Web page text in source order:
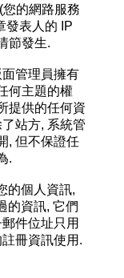
的網路服務
發表人的 IP
節發生.
管理員擁有
何主題的權
提供的任何資
站方, 系統管
, 但不保證任
.
的個人資訊,
的資訊, 它們
件位址只用
冊資訊使用.